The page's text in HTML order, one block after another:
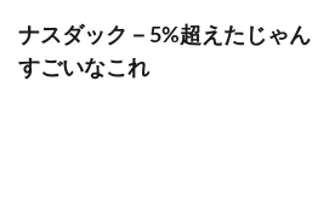
ナスダック－5%超えたじゃん
すごいなこれ